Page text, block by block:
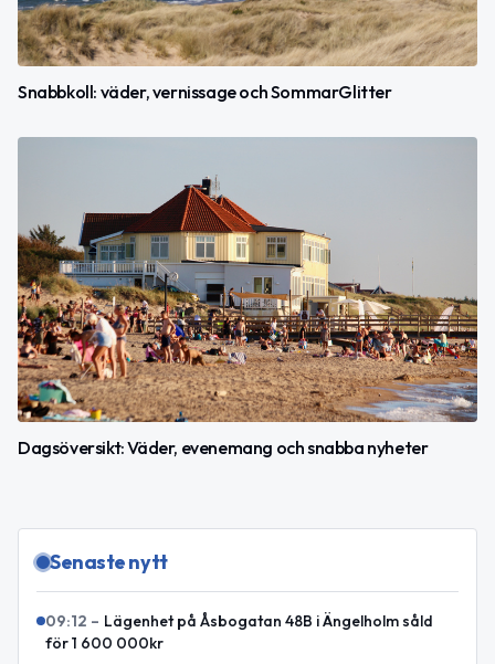
Snabbkoll: väder, vernissage och SommarGlitter
Dagsöversikt: Väder, evenemang och snabba nyheter
Senaste nytt
09:12 – Lägenhet på Åsbogatan 48B i Ängelholm såld
för 1 600 000kr